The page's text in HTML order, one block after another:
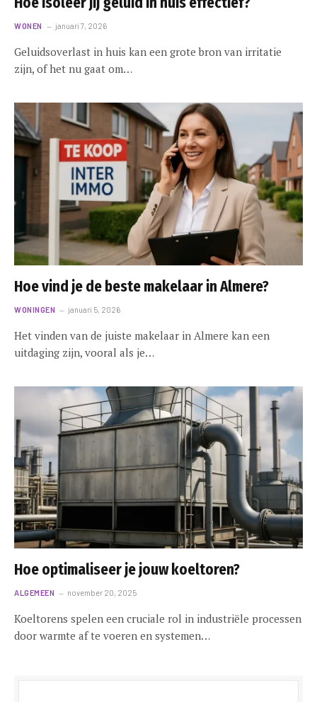
WONEN januari 7, 2026
Geluidsoverlast in huis kan een grote bron van irritatie
zijn, of het nu gaat om…
Hoe vind je de beste makelaar in Almere?
WONINGEN januari 5, 2026
Het vinden van de juiste makelaar in Almere kan een
uitdaging zijn, vooral als je…
Hoe optimaliseer je jouw koeltoren?
ALGEMEEN november 20, 2025
Koeltorens spelen een cruciale rol in industriële processen
door warmte af te voeren en systemen…